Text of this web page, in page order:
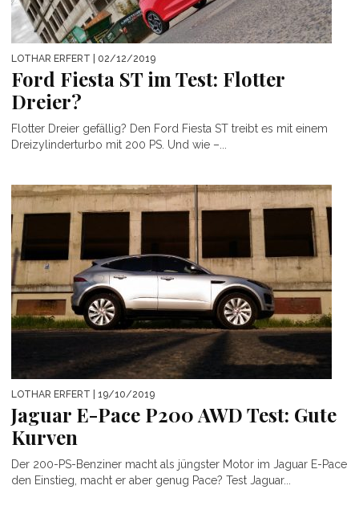
LOTHAR ERFERT | 02/12/2019
Ford Fiesta ST im Test: Flotter
Dreier?
Flotter Dreier gefällig? Den Ford Fiesta ST treibt es mit einem
Dreizylinderturbo mit 200 PS. Und wie –...
LOTHAR ERFERT | 19/10/2019
Jaguar E-Pace P200 AWD Test: Gute
Kurven
Der 200-PS-Benziner macht als jüngster Motor im Jaguar E-Pace
den Einstieg, macht er aber genug Pace? Test Jaguar...